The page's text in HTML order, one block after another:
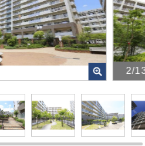
2/
画
を
ク
リ